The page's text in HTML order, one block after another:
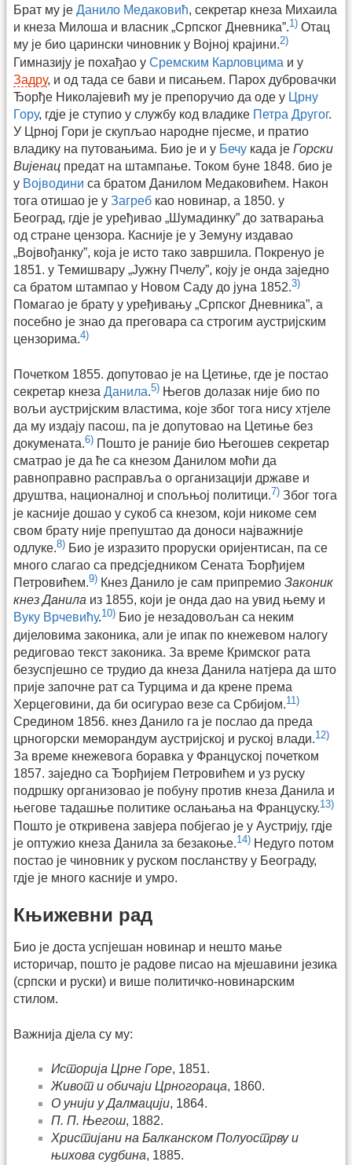
Брат му је Данило Медаковић, секретар кнеза Михаила
и кнеза Милоша и власник „Српског Дневника”.1) Отац
му је био царински чиновник у Војној крајини.2)
Гимназију је похађао у Сремским Карловцима и у
Задру, и од тада се бави и писањем. Парох дубровачки
Ђорђе Николајевић му је препоручио да оде у Црну
Гору, гдје је ступио у службу код владике Петра Другог.
У Црној Гори је скупљао народне пјесме, и пратио
владику на путовањима. Био је и у Бечу када је Горски
Вијенац предат на штампање. Током буне 1848. био је
у Војводини са братом Данилом Медаковићем. Након
тога отишао је у Загреб као новинар, а 1850. у
Београд, гдје је уређивао „Шумадинку” до затварања
од стране цензора. Касније је у Земуну издавао
„Војвођанку”, која је исто тако завршила. Покренуо је
1851. у Темишвару „Јужну Пчелу”, коју је онда заједно
са братом штампао у Новом Саду до јуна 1852.3)
Помагао је брату у уређивању „Српског Дневника”, а
посебно је знао да преговара са строгим аустријским
цензорима.4)
Почетком 1855. допутовао је на Цетиње, где је постао
секретар кнеза Данила.5) Његов долазак није био по
вољи аустријским властима, које због тога нису хтјеле
да му издају пасош, па је допутовао на Цетиње без
докумената.6) Пошто је раније био Његошев секретар
сматрао је да ће са кнезом Данилом моћи да
равноправно расправља о организацији државе и
друштва, националној и спољњој политици.7) Због тога
је касније дошао у сукоб са кнезом, који никоме сем
свом брату није препуштао да доноси најважније
одлуке.8) Био је изразито проруски оријентисан, па се
много слагао са предсједником Сената Ђорђијем
Петровићем.9) Кнез Данило је сам припремио Законик
кнез Данила из 1855, који је онда дао на увид њему и
Вуку Врчевићу.10) Био је незадовољан са неким
дијеловима законика, али је ипак по кнежевом налогу
редиговао текст законика. За време Кримског рата
безуспјешно се трудио да кнеза Данила натјера да што
прије започне рат са Турцима и да крене према
Херцеговини, да би осигурао везе са Србијом.11)
Средином 1856. кнез Данило га је послао да преда
црногорски меморандум аустријској и руској влади.12)
За време кнежевога боравка у Француској почетком
1857. заједно са Ђорђијем Петровићем и уз руску
подршку организовао је побуну против кнеза Данила и
његове тадашње политике ослањања на Француску.13)
Пошто је откривена завјера побјегао је у Аустрију, гдје
је оптужио кнеза Данила за безакоње.14) Недуго потом
постао је чиновник у руском посланству у Београду,
гдје је много касније и умро.
Књижевни рад
Био је доста успјешан новинар и нешто мање
историчар, пошто је радове писао на мјешавини језика
(српски и руски) и више политичко-новинарским
стилом.
Важнија дјела су му:
Историја Црне Горе, 1851.
Живот и обичаји Црногораца, 1860.
О унији у Далмацији, 1864.
П. П. Његош, 1882.
Христијани на Балканском Полуострву и
њихова судбина, 1885.